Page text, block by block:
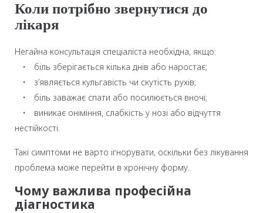
Коли потрібно звернутися до
лікаря
Негайна консультація спеціаліста необхідна, якщо:
• біль зберігається кілька днів або наростає;
• з’являється кульгавість чи скутість рухів;
• біль заважає спати або посилюється вночі;
• виникає оніміння, слабкість у нозі або відчуття
нестійкості.
Такі симптоми не варто ігнорувати, оскільки без лікування
проблема може перейти в хронічну форму.
Чому важлива професійна
діагностика